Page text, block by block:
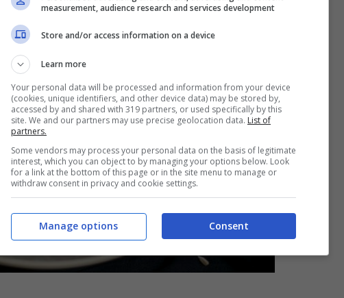
measurement, audience research and services development
Store and/or access information on a device
Learn more
Your personal data will be processed and information from your device
(cookies, unique identifiers, and other device data) may be stored by,
accessed by and shared with 319 partners, or used specifically by this
site. We and our partners may use precise geolocation data. List of
partners.
Some vendors may process your personal data on the basis of legitimate
interest, which you can object to by managing your options below. Look
for a link at the bottom of this page or in the site menu to manage or
withdraw consent in privacy and cookie settings.
Consent
Manage options